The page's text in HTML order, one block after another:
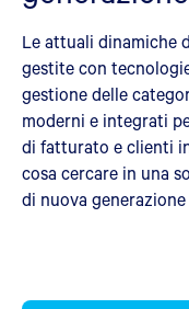
Le attuali dinamiche
gestite con
gestione delle
moderni e integrati
di fatturato e clienti
cosa cercare in una
di nuova